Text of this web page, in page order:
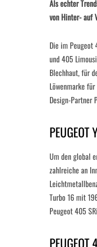
Als echter
von Hinter- auf
Die im Peugeot
und 405
Blechhaut, für
Löwenmarke
Design-
PEUGEOT
Um den global
zahlreiche an
Turbo 16 mit
Peugeot 405